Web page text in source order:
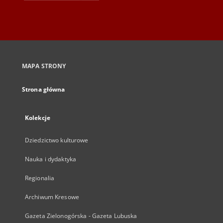
MAPA STRONY
Strona główna
Kolekcje
Dziedzictwo kulturowe
Nauka i dydaktyka
Regionalia
Archiwum Kresowe
Gazeta Zielonogórska - Gazeta Lubuska